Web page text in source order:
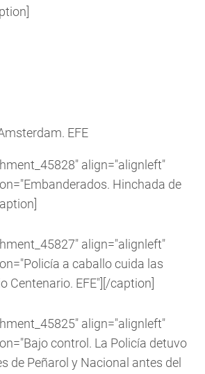
EFE
align="alignleft"
Hinchada de
align="alignleft"
a caballo cuida las
Centenario. EFE"] [/caption]
align="alignleft"
control. La Policía detuvo
de Peñarol y Nacional antes del